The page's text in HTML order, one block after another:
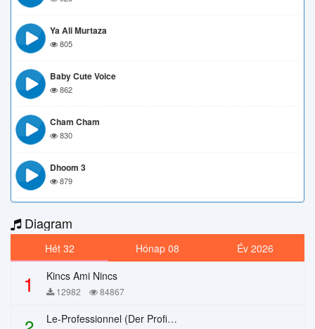
Ya Ali Murtaza
805
Baby Cute Voice
862
Cham Cham
830
Dhoom 3
879
Diagram
Hét 32 Hónap 08 Év 2026
1 Kincs Ami Nincs
12982 84867
Le-Professionnel (Der Profi) – Chi Mai